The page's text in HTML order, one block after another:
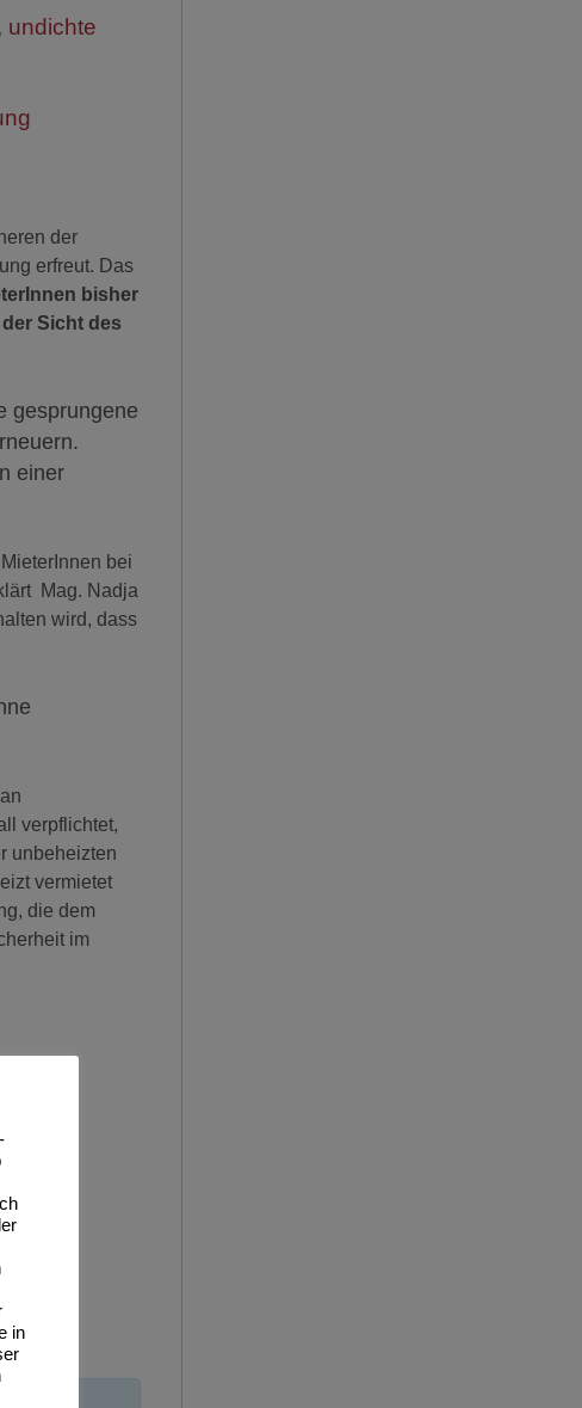
, undichte
der
erfreut. Das
bisher
Sicht des
gesprungene
einer
bei
Mag. Nadja
wird, dass
verpflichtet,
unbeheizten
vermietet
die dem
im
in